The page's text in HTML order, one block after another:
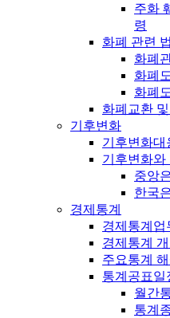
주화
령
화폐 관련
화폐
화폐
화폐
화폐교환
기후변화
기후변화대
기후변화와
중앙
한국
경제통계
경제통계업
경제통계
주요통계
통계공표일
월간
통계